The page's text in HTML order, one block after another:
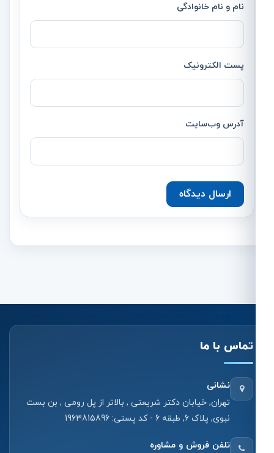
نام و نام خانوادگی
پست الکترونیک
آدرس وب‌سایت
ارسال دیدگاه
تماس با ما
نشانی
تهران, خیابان دکتر شریعتی , بالاتر از پل رومی , بن بست
نبوی, پلاک 6, طبقه 6 - کد پستی: 1963815896
تلفن فروش و مشاوره